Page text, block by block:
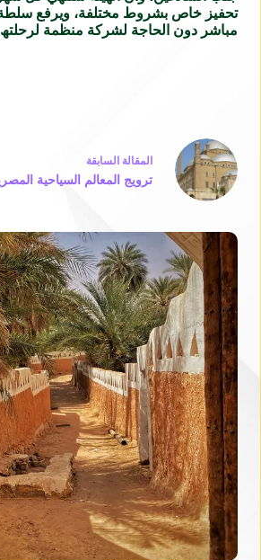
تحفیز خاص بشروط مختلفة، ويرفع سلطة
مباشر دون الحاجة لشركة منظمة لرحلتھ
المقالة السابقة
ترويج المعالم السياحية